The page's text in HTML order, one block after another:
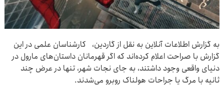
به گزارش اطلاعات آنلاین به نقل از گاردین، کارشناسان علمی در این
گزارش با صراحت اعلام کرده‌اند که اگر قهرمانان داستان‌های مارول در
دنیای واقعی وجود داشتند، به جای نجات شهر، تنها در عرض چند
ثانیه با مرگ یا جراحات هولناک روبرو می‌شدند.